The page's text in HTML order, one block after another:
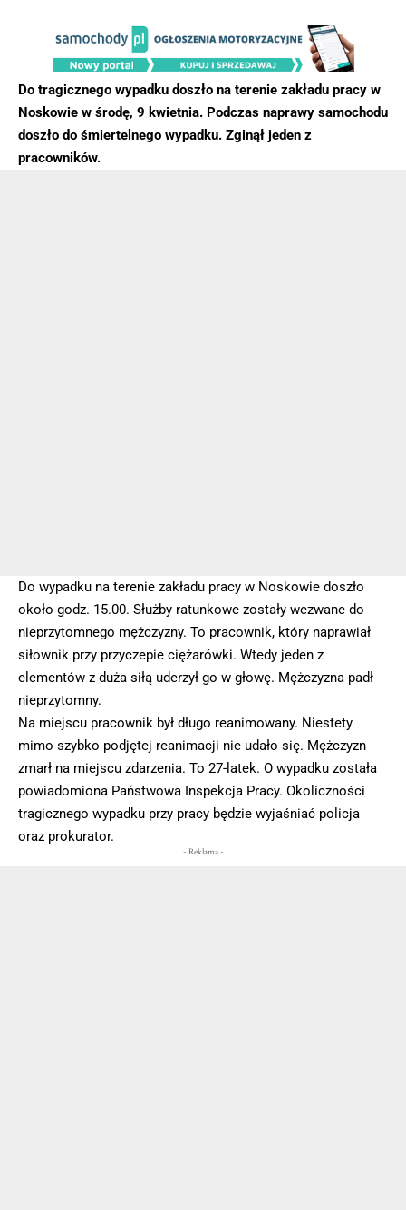
Do tragicznego wypadku doszło na terenie zakładu pracy w
Noskowie w środę, 9 kwietnia. Podczas naprawy samochodu
doszło do śmiertelnego wypadku. Zginął jeden z
pracowników.
Do wypadku na terenie zakładu pracy w Noskowie doszło
około godz. 15.00. Służby ratunkowe zostały wezwane do
nieprzytomnego mężczyzny. To pracownik, który naprawiał
siłownik przy przyczepie ciężarówki. Wtedy jeden z
elementów z duża siłą uderzył go w głowę. Mężczyzna padł
nieprzytomny.
Na miejscu pracownik był długo reanimowany. Niestety
mimo szybko podjętej reanimacji nie udało się. Mężczyzn
zmarł na miejscu zdarzenia. To 27-latek. O wypadku została
powiadomiona Państwowa Inspekcja Pracy. Okoliczności
tragicznego wypadku przy pracy będzie wyjaśniać policja
oraz prokurator.
- Reklama -